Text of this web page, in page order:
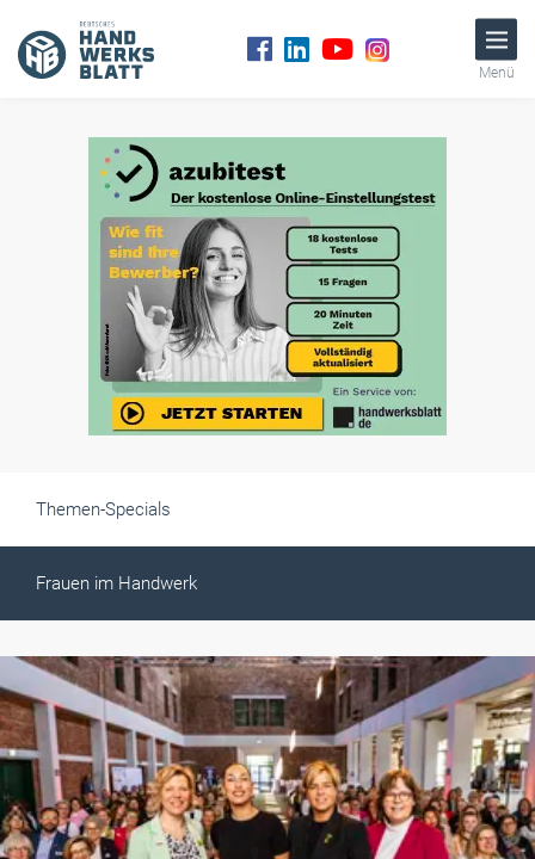
Menü
Themen-Specials
Frauen im Handwerk